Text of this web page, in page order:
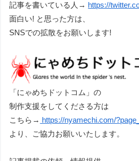
記事を書いている人→ https://
面白い! と思った方は、
SNSでの拡散をお願いします!
「にゃめちドットコム」の
制作支援をしてくださる方は
こちら→ https://nyamechi.com/
より、ご協力お願いいたします。